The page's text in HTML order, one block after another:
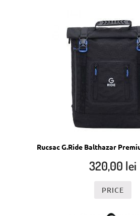
Rucsac G.Ride Balthazar
320,00 lei
PRICE